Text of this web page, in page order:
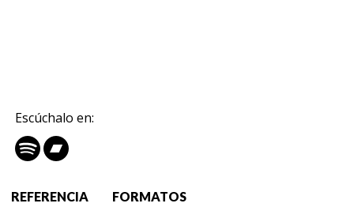
Escúchalo en:
REFERENCIA FORMATOS